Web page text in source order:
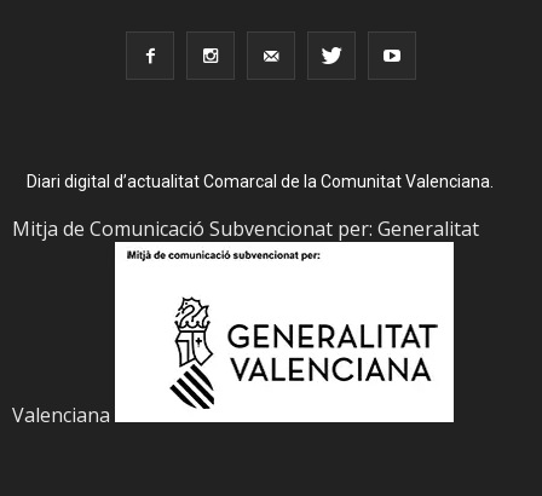
Diari digital d’actualitat Comarcal de la Comunitat Valenciana.
Mitja de Comunicació Subvencionat per: Generalitat
Valenciana